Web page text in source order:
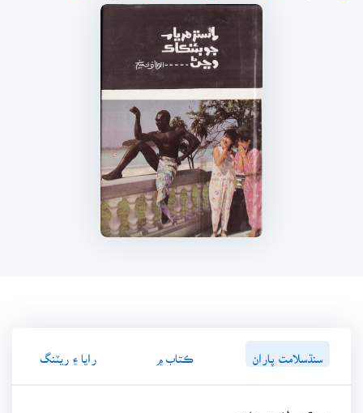
سنڌسلامت پاران ڪتاب ۾ رايا ۽ ريٽنگ